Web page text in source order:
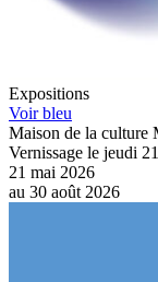
Expositions
Voir bleu
Maison de la culture
Vernissage le jeudi
21 mai 2026
au 30 août 2026